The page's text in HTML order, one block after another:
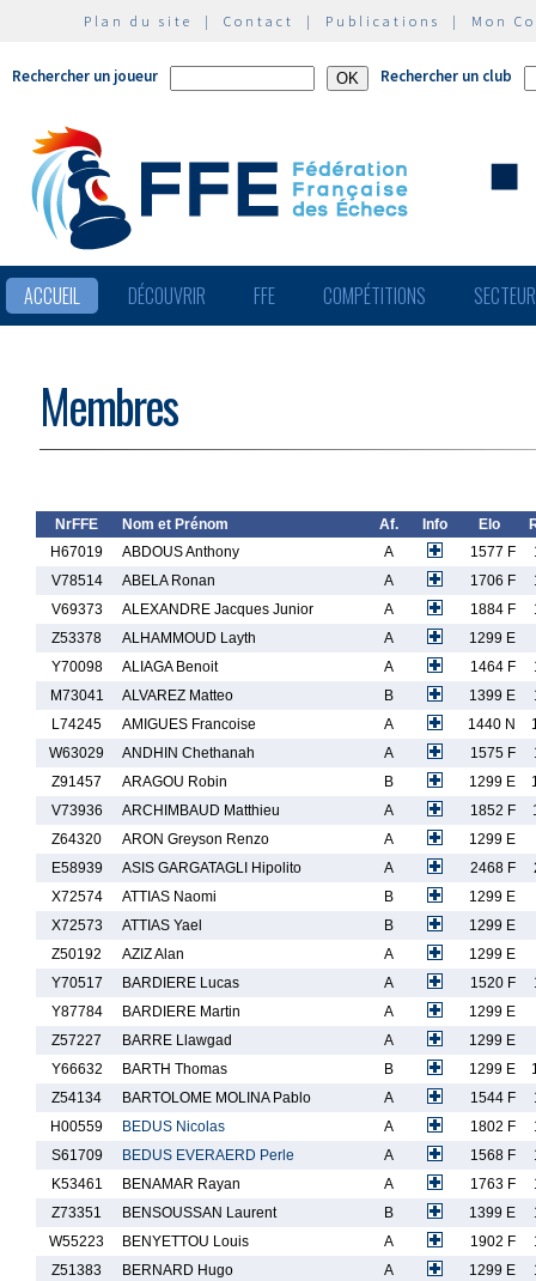
Plan du site | Contact | Publications | Mon
Rechercher un joueur Rechercher un club
ACCUEIL DÉCOUVRIR FFE COMPÉTITIONS
Membres
NrFFE Nom et Prénom Af. Info Elo
H67019
ABDOUS Anthony A 1577 F
V78514
ABELA Ronan A 1706 F
V69373
ALEXANDRE Jacques Junior A 1884 F
Z53378
ALHAMMOUD Layth A
1299 E
Y70098
ALIAGA Benoit A 1464 F
M73041
ALVAREZ Matteo B 1399 E
L74245
AMIGUES Francoise A 1440 N
W63029
ANDHIN Chethanah A 1575 F
Z91457
ARAGOU Robin B 1299 E
V73936
ARCHIMBAUD Matthieu A 1852 F
Z64320
ARON Greyson Renzo A
1299 E
E58939
ASIS GARGATAGLI Hipolito A 2468 F
X72574
ATTIAS Naomi B
1299 E
X72573
ATTIAS Yael B
1299 E
Z50192
AZIZ Alan A
1299 E
Y70517
BARDIERE Lucas A 1520 F
Y87784
BARDIERE Martin A
1299 E
Z57227
BARRE Llawgad A
1299 E
Y66632
BARTH Thomas B 1299 E
Z54134
BARTOLOME MOLINA Pablo A 1544 F
H00559
BEDUS Nicolas A 1802 F
S61709
BEDUS EVERAERD Perle A 1568 F
K53461
BENAMAR Rayan A 1763 F
Z73351
BENSOUSSAN Laurent B 1399 E
W55223
BENYETTOU Louis A 1902 F
Z51383
BERNARD Hugo A 1299 E